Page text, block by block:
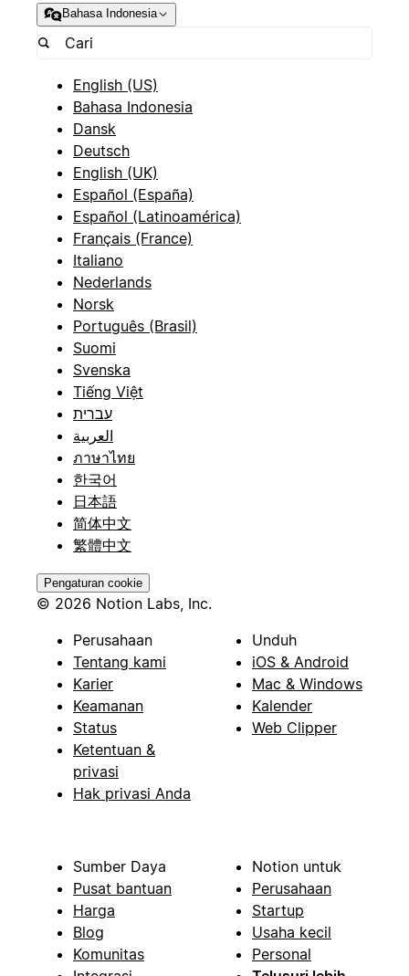
Bahasa Indonesia
English (US)
Bahasa Indonesia
Dansk
Deutsch
English (UK)
Español (España)
Español (Latinoamérica)
Français (France)
Italiano
Nederlands
Norsk
Português (Brasil)
Suomi
Svenska
Tiếng Việt
עברית
العربية
ภาษาไทย
한국어
日本語
简体中文
繁體中文
Pengaturan cookie
© 2026 Notion Labs, Inc.
Perusahaan
Tentang kami
Karier
Keamanan
Status
Ketentuan &
privasi
Hak privasi Anda
Unduh
iOS & Android
Mac & Windows
Kalender
Web Clipper
Sumber Daya
Pusat bantuan
Harga
Blog
Komunitas
Notion untuk
Perusahaan
Startup
Usaha kecil
Personal